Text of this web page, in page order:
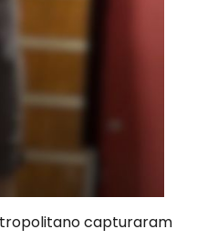
capturaram